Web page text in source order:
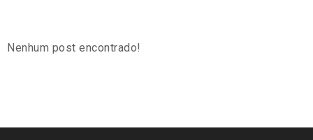
Nenhum post encontrado!